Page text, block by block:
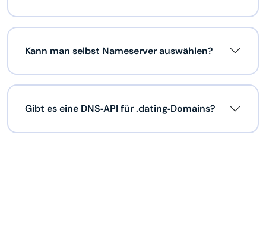
Kann man selbst Nameserver auswählen?
Gibt es eine DNS‑API für .dating‑Domains?